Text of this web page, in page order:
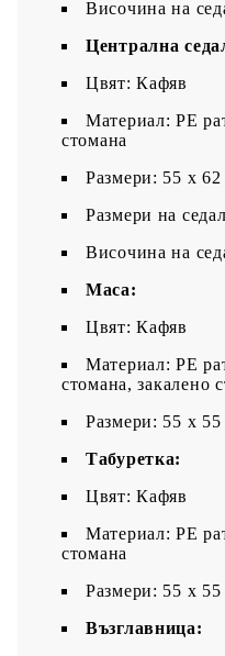
Височина на
Централна
Цвят: Кафяв
Материал: PE
стомана
Размери: 55 x
Размери на
Височина на
Маса:
Цвят: Кафяв
Материал: PE
стомана, закалено
Размери: 55 x
Табуретка:
Цвят: Кафяв
Материал: PE
стомана
Размери: 55 x
Възглавница: